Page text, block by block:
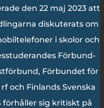
den 22 maj 2023 att
diskuterats om
i skolor och
Förbund-
Förbundet för
och Finlands Svenska
förhåller sig kritiskt på